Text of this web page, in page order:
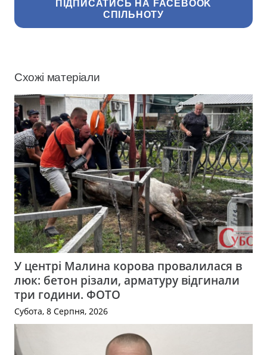
ПІДПИСАТИСЬ НА FACEBOOK
СПІЛЬНОТУ
Схожі матеріали
У центрі Малина корова провалилася в
люк: бетон різали, арматуру відгинали
три години. ФОТО
Субота, 8 Серпня, 2026